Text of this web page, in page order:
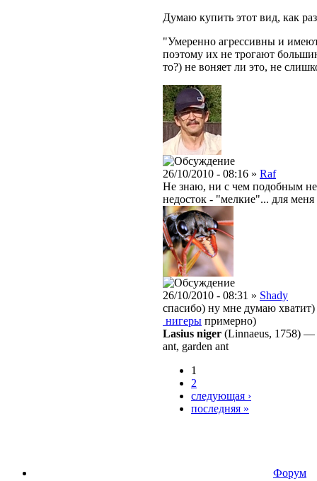
Думаю купить этот вид, как
"Умеренно агрессивны и
поэтому их не трогают
то?) не воняет ли это, не
26/10/2010 - 08:16 » Raf
Не знаю, ни с чем подобным не
недосток - "мелкие"... для меня
26/10/2010 - 08:31 » Shady
спасибо) ну мне думаю
нигеры примерно)
Lasius niger (Linnaeus, 1758) —
ant, garden ant
1
2
следующая ›
последняя »
Форум